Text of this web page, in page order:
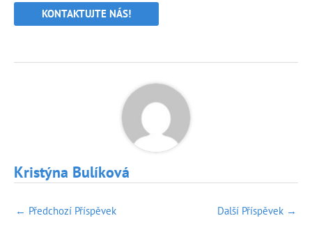
KONTAKTUJTE NÁS!
Kristýna Bulíková
Post
← Předchozí Příspěvek Další Příspěvek →